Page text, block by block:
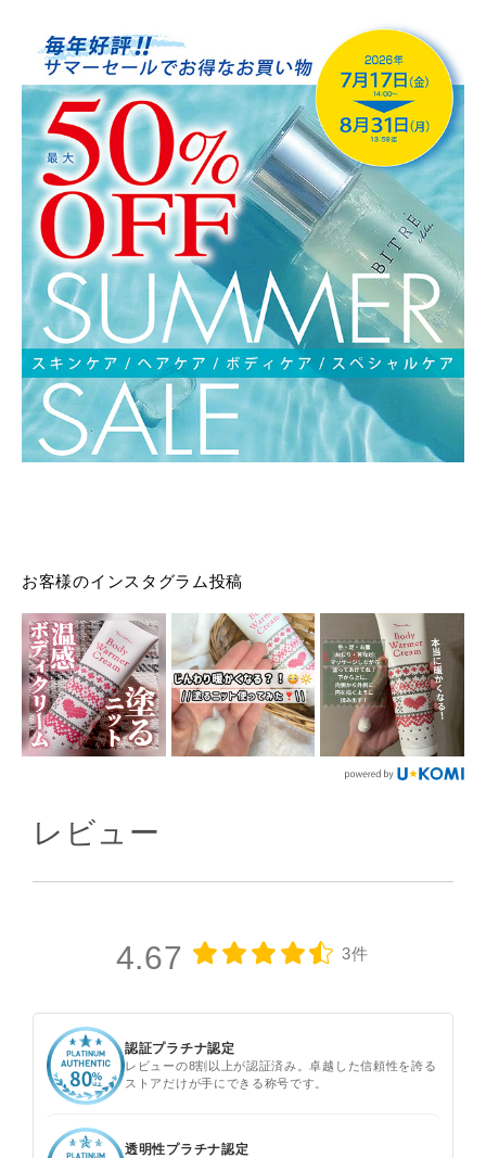
お客様のインスタグラム投稿
レビュー
4.67 3件
認証プラチナ認定
レビューの8割以上が認証済み。卓越した信頼性を誇る
ストアだけが手にできる称号です。
透明性プラチナ認定